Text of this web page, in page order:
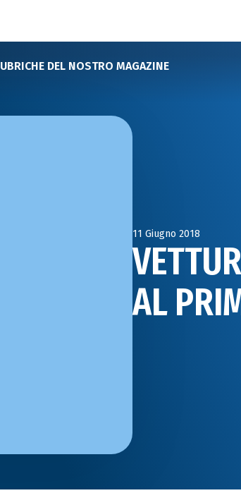
DEL NOSTRO MAGAZINE
11 Giugno 2018
AL